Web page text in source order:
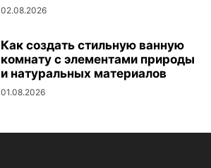
02.08.2026
Как создать стильную ванную
комнату с элементами природы
и натуральных материалов
01.08.2026